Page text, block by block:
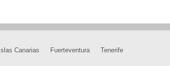
Islas Canarias Fuerteventura Tenerife